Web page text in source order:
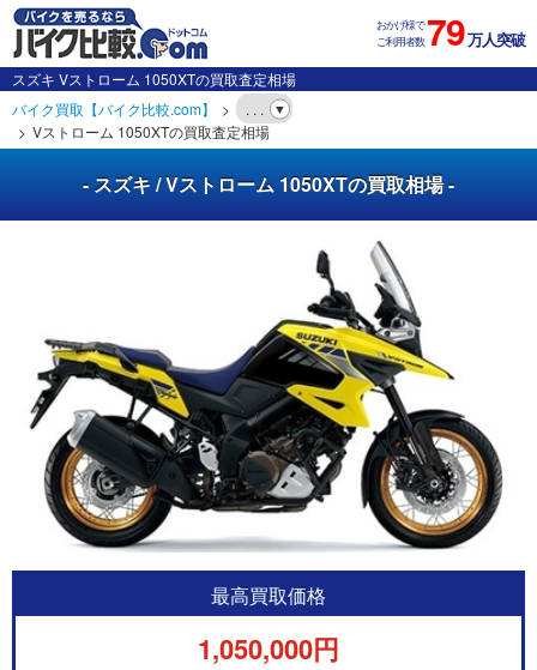
おかげ様で
ご利用者数79万人突破
スズキ Vストローム 1050XTの買取査定相場
バイク買取【バイク比較.com】
. . .
Vストローム 1050XTの買取査定相場
- スズキ / Vストローム 1050XTの買取相場 -
最高買取価格
1,050,000円